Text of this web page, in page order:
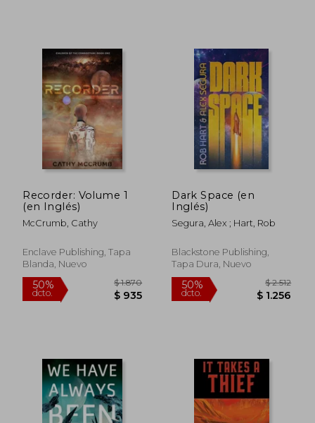
40%
dcto.
50%
dcto.
Recorder: Volume 1
(en Inglés)
McCrumb, Cathy
Enclave Publishing, Tapa
Blanda, Nuevo
Dark Space (en
Inglés)
Segura, Alex ; Hart, Rob
Blackstone Publishing,
Tapa Dura, Nuevo